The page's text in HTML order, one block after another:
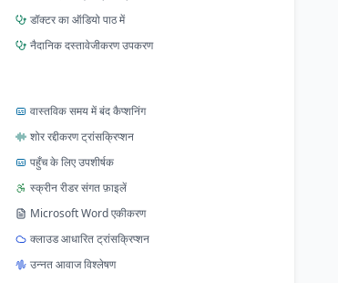
डॉक्टर का ऑडियो पाठ में
नैदानिक दस्तावेजीकरण उपकरण
वास्तविक समय में बंद कैप्शनिंग
शोर रद्दीकरण ट्रांसक्रिप्शन
पहुँच के लिए उपशीर्षक
स्क्रीन रीडर संगत फ़ाइलें
Microsoft Word एकीकरण
क्लाउड आधारित ट्रांसक्रिप्शन
उन्नत आवाज विश्लेषण